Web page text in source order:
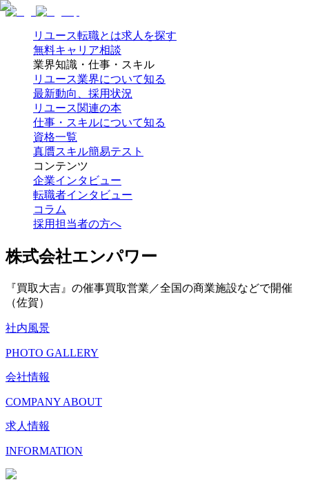
リユース転職とは求人を探す
無料キャリア相談
業界知識・仕事・スキル
リユース業界について知る
最新動向、採用状況
リユース関連の本
仕事・スキルについて知る
資格一覧
真贋スキル簡易テスト
コンテンツ
企業インタビュー
転職者インタビュー
コラム
採用担当者の方へ
株式会社エンパワー
『買取大吉』の催事買取営業／全国の商業施設などで開催
（佐賀）
社内風景
PHOTO GALLERY
会社情報
COMPANY ABOUT
求人情報
INFORMATION